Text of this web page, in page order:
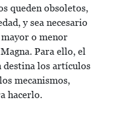
queden obsoletos,
y sea necesario
o menor
Para ello, el
destina los artículos
mecanismos,
hacerlo.